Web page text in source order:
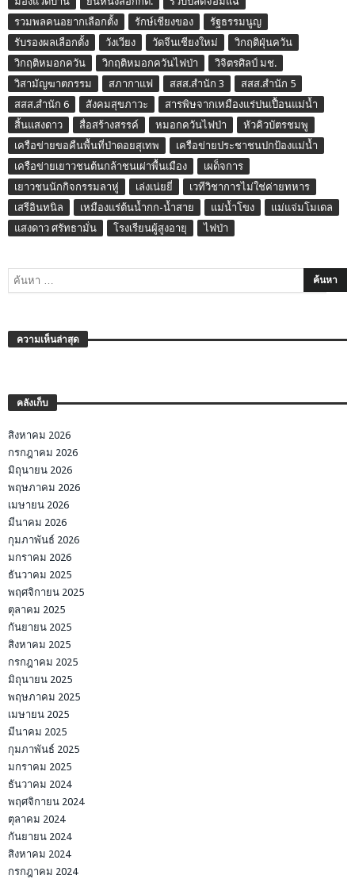
รวมพลคนอยากเลือกตั้ง
รักษ์เชียงของ
รัฐธรรมนูญ
รับรองผลเลือกตั้ง
วังเวียง วัดจีนเชียงใหม่
วิกฤติฝุ่นควัน
วิกฤติหมอกควัน
วิกฤติหมอกควันไฟป่า
วิจิตรศิลป์ มช.
วิสามัญฆาตกรรม
สภากาแฟ สสส.สำนัก 3
สสส.สำนัก 5
สสส.สำนัก 6
สังคมสุขภาวะ
สารพิษจากเหมืองแร่ปนเปื้อนแม่น้ำ
สิ้นแสงดาว
สื่อสร้างสรรค์ หมอกควันไฟป่า
หัวคิวบัตรชมพู
เครือข่ายขอคืนพื้นที่ป่าดอยสุเทพ
เครือข่ายประชาชนปกป้องแม่น้ำ
เครือข่ายเยาวชนต้นกล้าชนเผ่าพื้นเมือง
เผด็จการ
เยาวชนนักกิจกรรมลาหู่
เล่งเน่ยยี่
เวทีวิชาการไม่ใช่ค่ายทหาร
เสรีอินทนิล
เหมืองแร่ต้นน้ำกก-น้ำสาย แม่น้ำโขง
แม่แจ่มโมเดล
แสงดาว ศรัทธามั่น
โรงเรียนผู้สูงอายุ ไฟป่า
ความเห็นล่าสุด
คลังเก็บ
สิงหาคม 2026
กรกฎาคม 2026
มิถุนายน 2026
พฤษภาคม 2026
เมษายน 2026
มีนาคม 2026
กุมภาพันธ์ 2026
มกราคม 2026
ธันวาคม 2025
พฤศจิกายน 2025
ตุลาคม 2025
กันยายน 2025
สิงหาคม 2025
กรกฎาคม 2025
มิถุนายน 2025
พฤษภาคม 2025
เมษายน 2025
มีนาคม 2025
กุมภาพันธ์ 2025
มกราคม 2025
ธันวาคม 2024
พฤศจิกายน 2024
ตุลาคม 2024
กันยายน 2024
สิงหาคม 2024
กรกฎาคม 2024